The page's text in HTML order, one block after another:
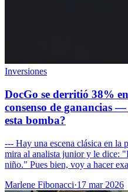
Inversiones
DocGo se derritió 38%
consenso de ganancias
esta bomba?
--- Hay una escena clásica en
mira al analista junior y le dice:
niño." Pues bien, voy a hacer
Marlene Fibonacci·17 mar 2026